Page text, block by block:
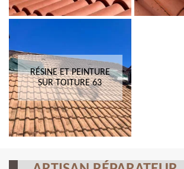
RÉSINE ET PEINTURE
SUR TOITURE 63